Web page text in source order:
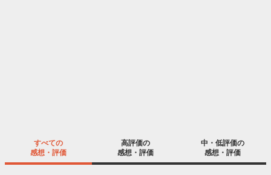
すべての
感想・評価
高評価の
感想・評価
中・低評価の
感想・評価